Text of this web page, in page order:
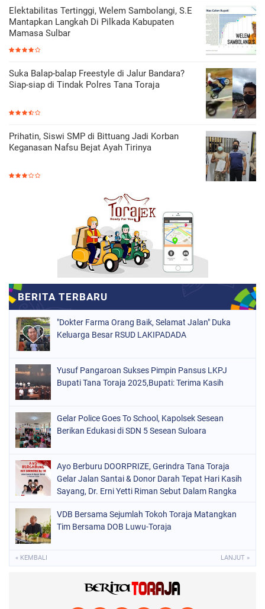
Elektabilitas Tertinggi, Welem Sambolangi, S.E
Mantapkan Langkah Di Pilkada Kabupaten
Mamasa Sulbar
Suka Balap-balap Freestyle di Jalur Bandara?
Siap-siap di Tindak Polres Tana Toraja
Prihatin, Siswi SMP di Bittuang Jadi Korban
Keganasan Nafsu Bejat Ayah Tirinya
"Dokter Farma Orang Baik, Selamat Jalan" Duka
Keluarga Besar RSUD LAKIPADADA
Yusuf Pangaroan Sukses Pimpin Pansus LKPJ
Bupati Tana Toraja 2025,Bupati: Terima Kasih
Gelar Police Goes To School, Kapolsek Sesean
Berikan Edukasi di SDN 5 Sesean Suloara
Ayo Berburu DOORPRIZE, Gerindra Tana Toraja
Gelar Jalan Santai & Donor Darah Tepat Hari Kasih
Sayang, Dr. Erni Yetti Riman Sebut Dalam Rangka
VDB Bersama Sejumlah Tokoh Toraja Matangkan
Tim Bersama DOB Luwu-Toraja
« KEMBALI LANJUT »